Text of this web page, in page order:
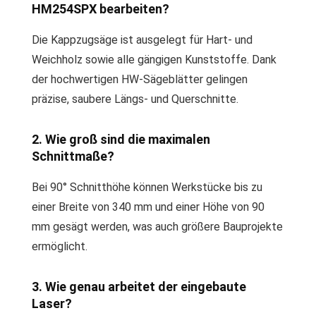
HM254SPX bearbeiten?
Die Kappzugsäge ist ausgelegt für Hart- und
Weichholz sowie alle gängigen Kunststoffe. Dank
der hochwertigen HW-Sägeblätter gelingen
präzise, saubere Längs- und Querschnitte.
2. Wie groß sind die maximalen
Schnittmaße?
Bei 90° Schnitthöhe können Werkstücke bis zu
einer Breite von 340 mm und einer Höhe von 90
mm gesägt werden, was auch größere Bauprojekte
ermöglicht.
3. Wie genau arbeitet der eingebaute
Laser?